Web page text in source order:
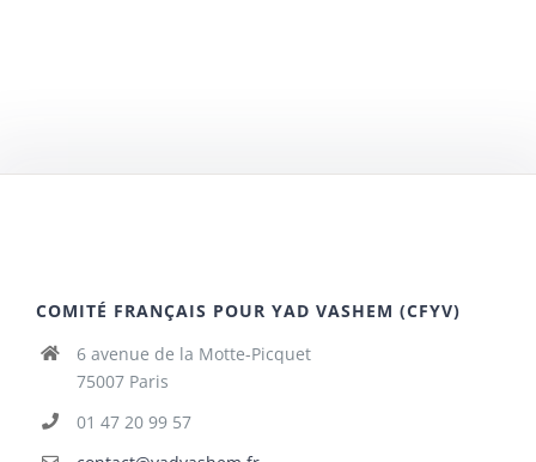
COMITÉ FRANÇAIS POUR YAD VASHEM (CFYV)
6 avenue de la Motte-Picquet
75007 Paris
01 47 20 99 57